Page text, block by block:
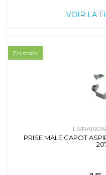
VOIR LA
PRISE MALE CAPOT
En stock